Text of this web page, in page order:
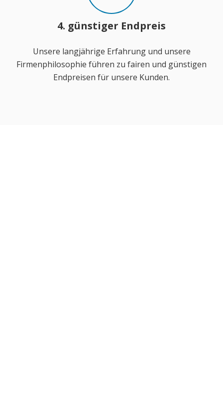
4. günstiger Endpreis
Unsere langjährige Erfahrung und unsere
Firmenphilosophie führen zu fairen und günstigen
Endpreisen für unsere Kunden.